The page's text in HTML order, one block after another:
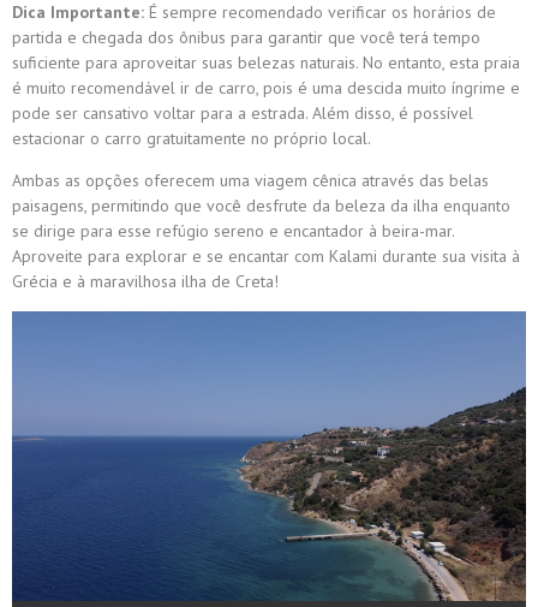
Dica Importante: É sempre recomendado verificar os horários de
partida e chegada dos ônibus para garantir que você terá tempo
suficiente para aproveitar suas belezas naturais. No entanto, esta praia
é muito recomendável ir de carro, pois é uma descida muito íngrime e
pode ser cansativo voltar para a estrada. Além disso, é possível
estacionar o carro gratuitamente no próprio local.
Ambas as opções oferecem uma viagem cênica através das belas
paisagens, permitindo que você desfrute da beleza da ilha enquanto
se dirige para esse refúgio sereno e encantador à beira-mar.
Aproveite para explorar e se encantar com Kalami durante sua visita à
Grécia e à maravilhosa ilha de Creta!